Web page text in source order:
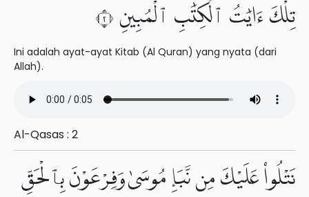
تِلْكَ ءَايَٰتُ ٱلْكِتَٰبِ ٱلْمُبِينِ ٢
Ini adalah ayat-ayat Kitab (Al Quran) yang nyata (dari
Allah).
Al-Qasas : 2
نَتْلُوا۟ عَلَيْكَ مِن نَّبَإِ مُوسَىٰ وَفِرْعَوْنَ بِٱلْحَقِّ